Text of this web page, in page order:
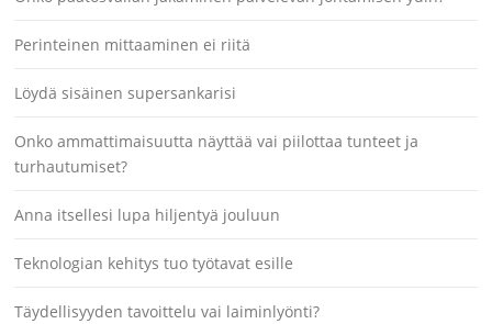
Perinteinen mittaaminen ei riitä
Löydä sisäinen supersankarisi
Onko ammattimaisuutta näyttää vai piilottaa tunteet ja
turhautumiset?
Anna itsellesi lupa hiljentyä jouluun
Teknologian kehitys tuo työtavat esille
Täydellisyyden tavoittelu vai laiminlyönti?